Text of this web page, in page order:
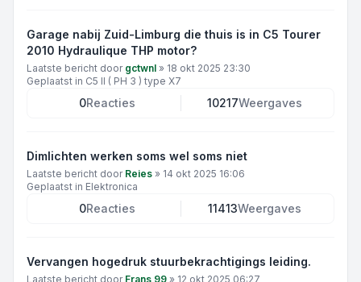
Garage nabij Zuid-Limburg die thuis is in C5 Tourer
2010 Hydraulique THP motor?
Laatste bericht door gctwnl » 18 okt 2025 23:30
Geplaatst in C5 II ( PH 3 ) type X7
0Reacties 10217Weergaves
Dimlichten werken soms wel soms niet
Laatste bericht door Reies » 14 okt 2025 16:06
Geplaatst in Elektronica
0Reacties 11413Weergaves
Vervangen hogedruk stuurbekrachtigings leiding.
Laatste bericht door Frans 99 » 12 okt 2025 06:27